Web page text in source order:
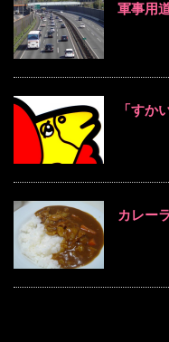
軍事用
「すか
カレー